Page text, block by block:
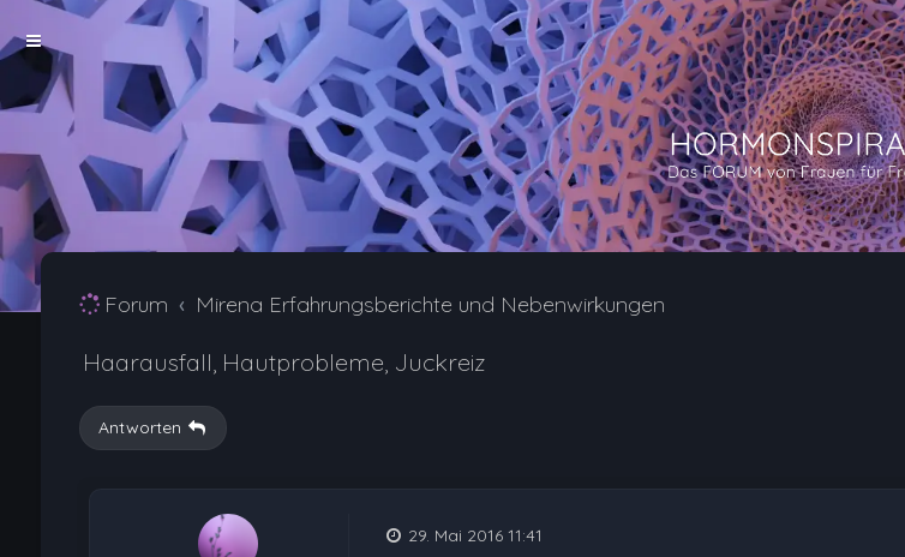
Forum Mirena Erfahrungsberichte und Nebenwirkungen
Haarausfall, Hautprobleme, Juckreiz
Antworten
29. Mai 2016 11:41